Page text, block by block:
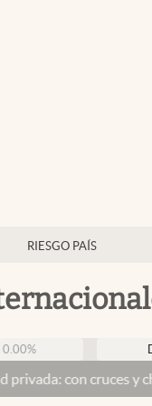
RIESGO PAÍS
DÓLAR
y chicanas, el